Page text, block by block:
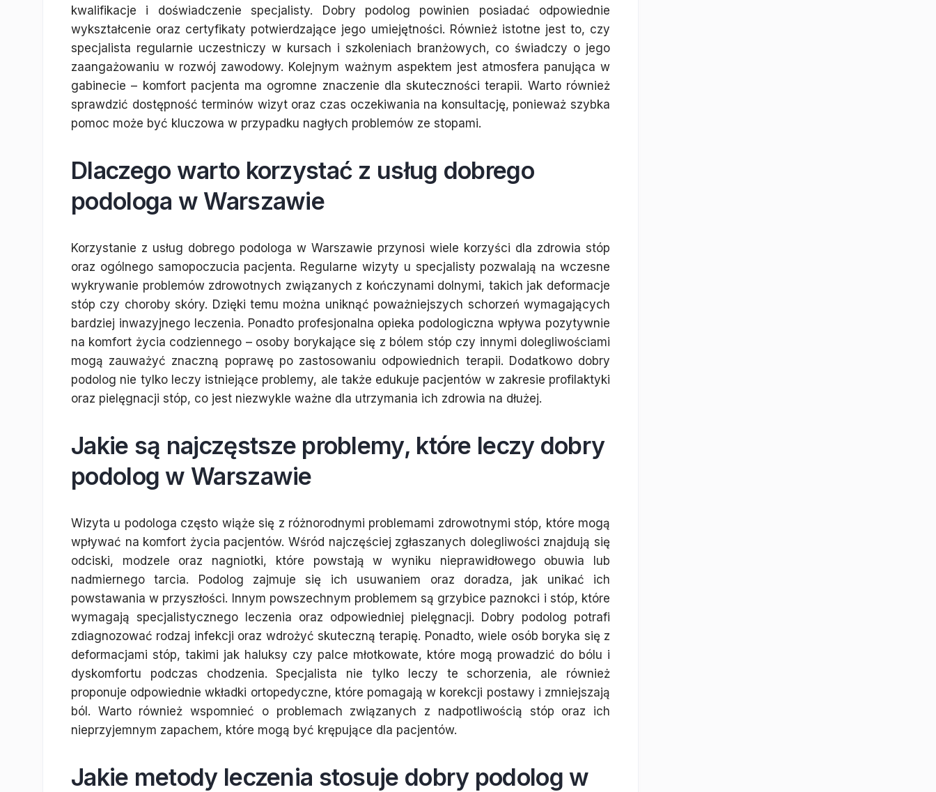
kwalifikacje i doświadczenie specjalisty. Dobry podolog powinien posiadać odpowiednie
wykształcenie oraz certyfikaty potwierdzające jego umiejętności. Również istotne jest to, czy
specjalista regularnie uczestniczy w kursach i szkoleniach branżowych, co świadczy o jego
zaangażowaniu w rozwój zawodowy. Kolejnym ważnym aspektem jest atmosfera panująca w
gabinecie – komfort pacjenta ma ogromne znaczenie dla skuteczności terapii. Warto również
sprawdzić dostępność terminów wizyt oraz czas oczekiwania na konsultację, ponieważ szybka
pomoc może być kluczowa w przypadku nagłych problemów ze stopami.
Dlaczego warto korzystać z usług dobrego
podologa w Warszawie
Korzystanie z usług dobrego podologa w Warszawie przynosi wiele korzyści dla zdrowia stóp
oraz ogólnego samopoczucia pacjenta. Regularne wizyty u specjalisty pozwalają na wczesne
wykrywanie problemów zdrowotnych związanych z kończynami dolnymi, takich jak deformacje
stóp czy choroby skóry. Dzięki temu można uniknąć poważniejszych schorzeń wymagających
bardziej inwazyjnego leczenia. Ponadto profesjonalna opieka podologiczna wpływa pozytywnie
na komfort życia codziennego – osoby borykające się z bólem stóp czy innymi dolegliwościami
mogą zauważyć znaczną poprawę po zastosowaniu odpowiednich terapii. Dodatkowo dobry
podolog nie tylko leczy istniejące problemy, ale także edukuje pacjentów w zakresie profilaktyki
oraz pielęgnacji stóp, co jest niezwykle ważne dla utrzymania ich zdrowia na dłużej.
Jakie są najczęstsze problemy, które leczy dobry
podolog w Warszawie
Wizyta u podologa często wiąże się z różnorodnymi problemami zdrowotnymi stóp, które mogą
wpływać na komfort życia pacjentów. Wśród najczęściej zgłaszanych dolegliwości znajdują się
odciski, modzele oraz nagniotki, które powstają w wyniku nieprawidłowego obuwia lub
nadmiernego tarcia. Podolog zajmuje się ich usuwaniem oraz doradza, jak unikać ich
powstawania w przyszłości. Innym powszechnym problemem są grzybice paznokci i stóp, które
wymagają specjalistycznego leczenia oraz odpowiedniej pielęgnacji. Dobry podolog potrafi
zdiagnozować rodzaj infekcji oraz wdrożyć skuteczną terapię. Ponadto, wiele osób boryka się z
deformacjami stóp, takimi jak haluksy czy palce młotkowate, które mogą prowadzić do bólu i
dyskomfortu podczas chodzenia. Specjalista nie tylko leczy te schorzenia, ale również
proponuje odpowiednie wkładki ortopedyczne, które pomagają w korekcji postawy i zmniejszają
ból. Warto również wspomnieć o problemach związanych z nadpotliwością stóp oraz ich
nieprzyjemnym zapachem, które mogą być krępujące dla pacjentów.
Jakie metody leczenia stosuje dobry podolog w